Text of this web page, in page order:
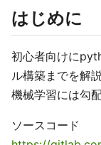
はじめに
初心者向けに
ル構築までを解
機械学習には勾
ソースコード